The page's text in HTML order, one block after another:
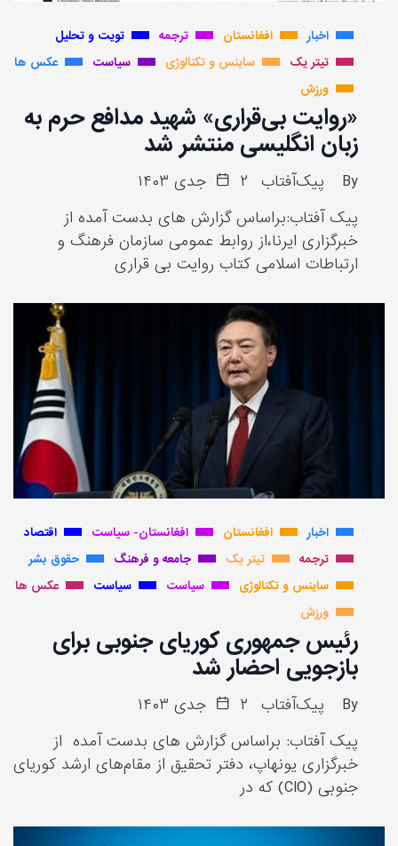
اخبار افغانستان ترجمه
تویت و تحلیل
تیتر یک
ساینس و تکنالوژی سیاست
عکس ها
ورزش
«روایت بی‌قراری» شهید مدافع حرم به
زبان انگلیسی منتشر شد
By پیک‌آفتاب
۲ جدی ۱۴۰۳
پیک آفتاب:براساس گزارش های بدست آمده از
خبرگزاری ایرنا،از روابط عمومی سازمان فرهنگ و
ارتباطات اسلامی کتاب روایت بی قراری
اخبار افغانستان افغانستان- سیاست
اقتصاد
ترجمه
تیتر یک جامعه و فرهنگ
حقوق بشر
ساینس و تکنالوژی
سیاست سیاست
عکس ها
ورزش
رئیس جمهوری کوریای جنوبی برای
بازجویی احضار شد
By پیک‌آفتاب
۲ جدی ۱۴۰۳
پیک آفتاب: براساس گزارش های بدست آمده از
خبرگزاری یونهاپ، دفتر تحقیق از مقام‌های ارشد کوریای
جنوبی (CIO) که در